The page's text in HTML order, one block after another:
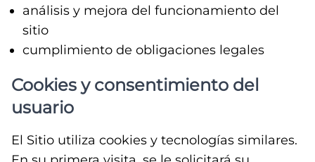
análisis y mejora del funcionamiento del
sitio
cumplimiento de obligaciones legales
Cookies y consentimiento del
usuario
El Sitio utiliza cookies y tecnologías similares.